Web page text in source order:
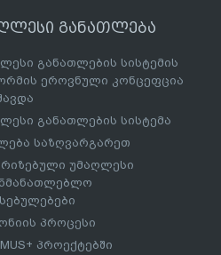
განათლება
განათლების სისტემის
ეროვნული კონცეფცია
განათლების სისტემა
საზღვარგარეთ
უმაღლესი
პროცესი
პროექტებში